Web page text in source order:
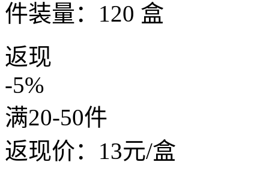
件装量：120 盒
返现
-5%
满20-50件
返现价： 13元/盒